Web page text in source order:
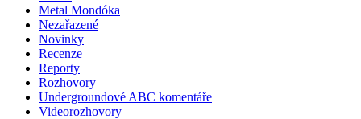
Metal Mondóka
Nezařazené
Novinky
Recenze
Reporty
Rozhovory
Undergroundové ABC komentáře
Videorozhovory